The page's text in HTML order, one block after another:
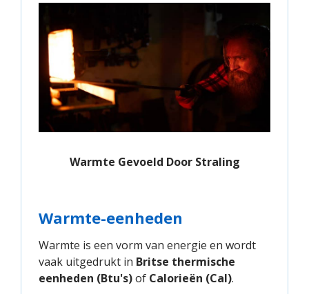
Warmte Gevoeld Door Straling
Warmte-eenheden
Warmte is een vorm van energie en wordt
vaak uitgedrukt in Britse thermische
eenheden (Btu's)of Calorieën (Cal).